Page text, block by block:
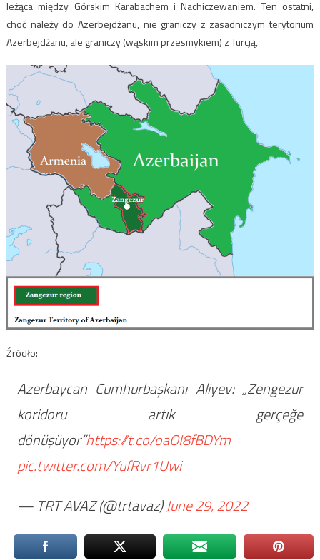
leżąca między Górskim Karabachem i Nachiczewaniem. Ten ostatni,
choć należy do Azerbejdżanu, nie graniczy z zasadniczym terytorium
Azerbejdżanu, ale graniczy (wąskim przesmykiem) z Turcją,
Źródło:
Azerbaycan Cumhurbaşkanı Aliyev: „Zengezur
koridoru artık gerçeğe
dönüşüyor”https://t.co/oaOI8fBDYm
pic.twitter.com/YufRvr1Uwi
— TRT AVAZ (@trtavaz)June 29, 2022